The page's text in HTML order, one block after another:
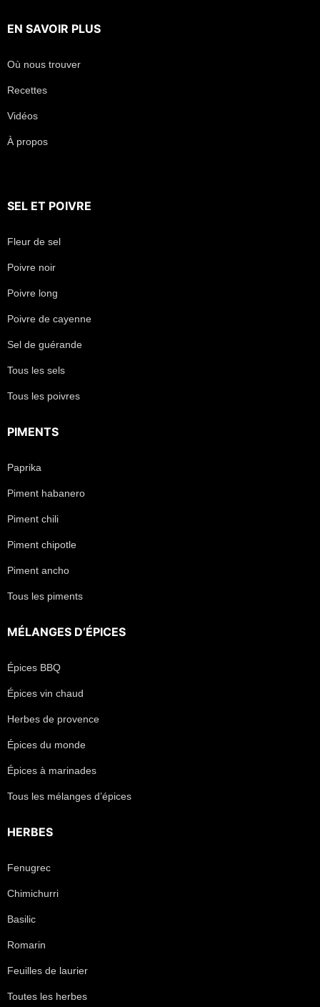
EN SAVOIR PLUS
Où nous trouver
Recettes
Vidéos
À propos
SEL ET POIVRE
Fleur de sel
Poivre noir
Poivre long
Poivre de cayenne
Sel de guérande
Tous les sels
Tous les poivres
PIMENTS
Paprika
Piment habanero
Piment chili
Piment chipotle
Piment ancho
Tous les piments
MÉLANGES D’ÉPICES
Épices BBQ
Épices vin chaud
Herbes de provence
Épices du monde
Épices à marinades
Tous les mélanges d’épices
HERBES
Fenugrec
Chimichurri
Basilic
Romarin
Feuilles de laurier
Toutes les herbes